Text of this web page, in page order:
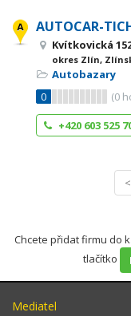
AUTOCAR-
Kvítkovická
okres Zlín,
Autobazary
0
(0
+420 603 525
<
Chcete přidat firmu do
tlačítko
Mediatel